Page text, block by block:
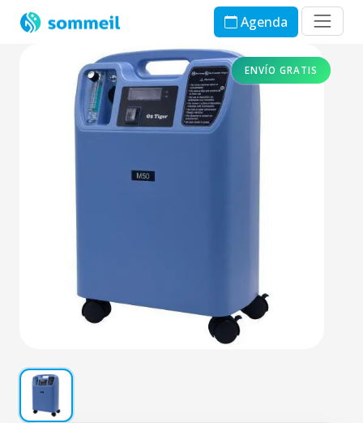
Agenda
ENVÍO GRATIS